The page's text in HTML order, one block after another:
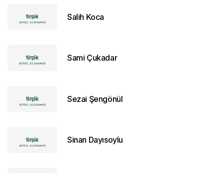
Salih Koca
Sami Çukadar
Sezai Şengönül
Sinan Dayısoylu